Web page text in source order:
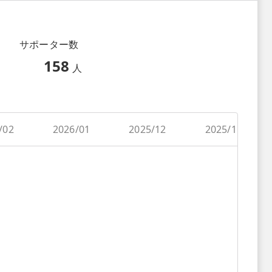
サポーター数
158 人
02 2026/01 2025/12 2025/11